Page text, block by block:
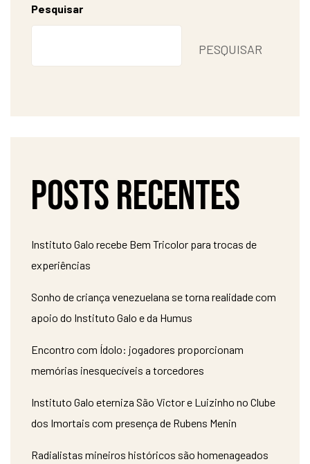
Pesquisar
PESQUISAR
Posts recentes
Instituto Galo recebe Bem Tricolor para trocas de
experiências
Sonho de criança venezuelana se torna realidade com
apoio do Instituto Galo e da Humus
Encontro com Ídolo: jogadores proporcionam
memórias inesquecíveis a torcedores
Instituto Galo eterniza São Victor e Luizinho no Clube
dos Imortais com presença de Rubens Menin
Radialistas mineiros históricos são homenageados